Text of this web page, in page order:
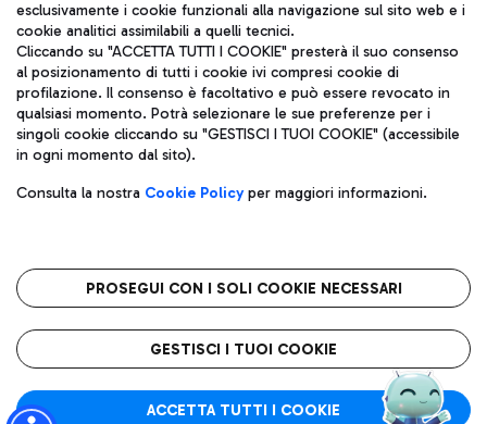
Aeroporti di Roma S.p.A. - Società soggetta a direzione e
coordinamento di Mundys S.p.A.
Codice fiscale e Registro delle Imprese di Roma 13032990155 P.
IVA 06572251004
Capitale sociale 62.224.743,00 int. vers.
Sede legale: Via Pier Paolo Racchetti 1 - 00054 Fiumicino (RM)
telefono +39 06 65951
Privacy policy
Note legali
Roma FCO
L'aeroporto stellato
esclusivamente i cookie funzionali alla navigazione sul sito web e i
cookie analitici assimilabili a quelli tecnici.
Cliccando su "ACCETTA TUTTI I COOKIE" presterà il suo consenso
al posizionamento di tutti i cookie ivi compresi cookie di
profilazione. Il consenso è facoltativo e può essere revocato in
qualsiasi momento. Potrà selezionare le sue preferenze per i
singoli cookie cliccando su "GESTISCI I TUOI COOKIE" (accessibile
in ogni momento dal sito).
Consulta la nostra Cookie Policyper maggiori informazioni.
PROSEGUI CON I SOLI COOKIE NECESSARI
GESTISCI I TUOI COOKIE
ACCETTA TUTTI I COOKIE